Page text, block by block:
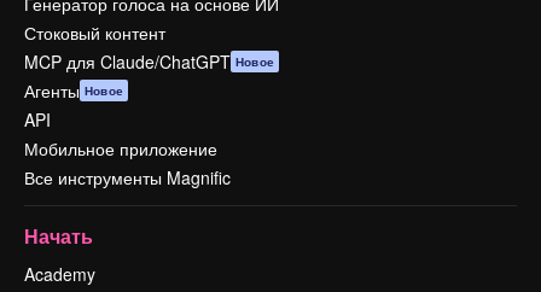
Стоковый контент
MCP для Claude/ChatGPT Новое
Агенты Новое
API
Мобильное приложение
Все инструменты Magnific
Начать
Academy